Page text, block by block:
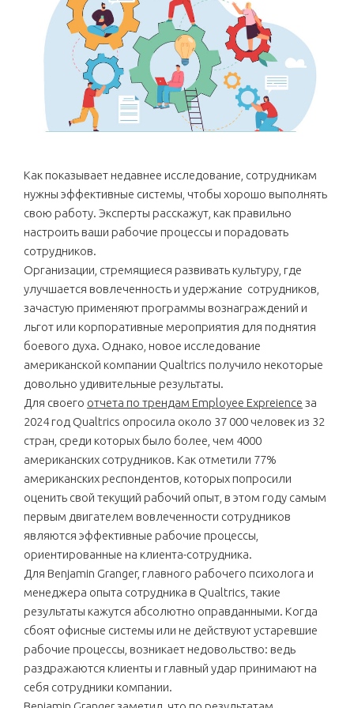
Как показывает недавнее исследование, сотрудникам
нужны эффективные системы, чтобы хорошо выполнять
свою работу. Эксперты расскажут, как правильно
настроить ваши рабочие процессы и порадовать
сотрудников.
Организации, стремящиеся развивать культуру, где
улучшается вовлеченность и удержание сотрудников,
зачастую применяют программы вознаграждений и
льгот или корпоративные мероприятия для поднятия
боевого духа. Однако, новое исследование
американской компании Qualtrics получило некоторые
довольно удивительные результаты.
Для своего отчета по трендам Employee Expreience за
2024 год Qualtrics опросила около 37 000 человек из 32
стран, среди которых было более, чем 4000
американских сотрудников. Как отметили 77%
американских респондентов, которых попросили
оценить свой текущий рабочий опыт, в этом году самым
первым двигателем вовлеченности сотрудников
являются эффективные рабочие процессы,
ориентированные на клиента-сотрудника.
Для Benjamin Granger, главного рабочего психолога и
менеджера опыта сотрудника в Qualtrics, такие
результаты кажутся абсолютно оправданными. Когда
сбоят офисные системы или не действуют устаревшие
рабочие процессы, возникает недовольство: ведь
раздражаются клиенты и главный удар принимают на
себя сотрудники компании.